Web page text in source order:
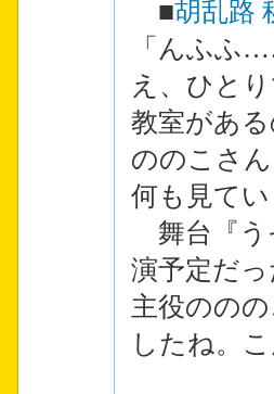
■胡乱路
「んふふ
え、ひと
教室があ
ののこさ
何も見て
舞台『う
演予定だ
主役のの
したね。